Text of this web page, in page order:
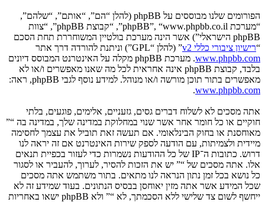
הפורומים שלנו מבוססים על phpBB (להלן “הם”, “אותם”, “שלהם”,
“מערכת phpBB”, “www.phpbb.co.il”, “קבוצת phpBB”, “צוות
phpBB הישראלי”) אשר הינה מערכת בולטיין המשוחררת תחת הסכם
“רישיון ציבורי כללי v2
” (להלן “GPL”) וניתנת להורדה דרך אתר
www.phpbb.com
. מערכת phpBB מקלה על האינטרנט המבוסס דיונים
בלבד, קבוצת phpBB אינה אחראית לכל מה שאנו מאפשרים ו/או לא
מאפשרים בתור תוכן מורשה ו/או מנוהל. למידע נוסף לגבי phpBB, ראה:
www.phpbb.com
.
אתה מסכים לא לשלוח דברים גסים, גזעניים, אלימים, פוגעים, בלתי
חוקיים או כל חומר אחר אשר שנוי במחלוקת במדינה שלך, במדינה בה “”
מאוחסנת או בחוק הבינלאומי. אם תעשה זאת תוביל את עצמך לחסימה
מיידית ולצמיתות, עם הודעה לספק שירות האינטרנט אם זה יראה לנו
דרוש. כתובות ה־IP של כל ההודעות נשמרות כדי לעזור בכפיית תנאים
אלו. אתה מסכים של “” יש את הזכות להסיר, לערוך, להעביר או לסגור
כל נושא בכל זמן נתון הנראה לנו מתאים. בתור משתמש אתה מסכים
שכל המידע אשר אתה מזין יאוחסן בבסיס הנתונים. בעוד שמידע זה לא
ייחשף לשום צד שלישי ללא הסכמתך, לא “” ולא phpBB ישאו באחריות